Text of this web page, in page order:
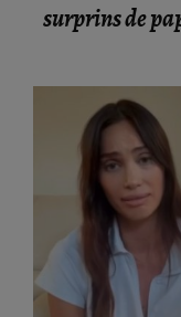
surprins de